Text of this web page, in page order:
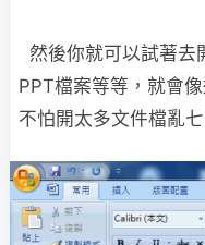
然後你就可以試著去
PPT檔案等等，就會
不怕開太多文件檔亂七